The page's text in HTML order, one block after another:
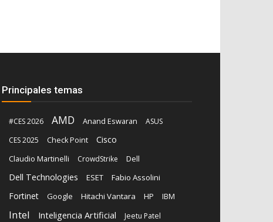
Principales temas
#CES 2026 AMD Anand Eswaran
ASUS
CES 2025
Check Point Cisco
Claudio Martinelli CrowdStrike Dell
Dell Technologies ESET Fabio Assolini
Fortinet Google Hitachi Vantara HP IBM
Intel Inteligencia Artificial Jeetu Patel